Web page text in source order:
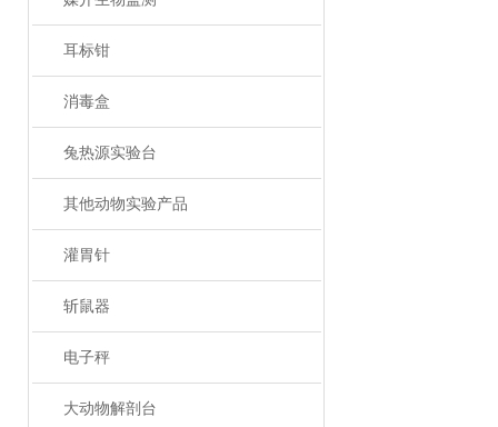
耳标钳
消毒盒
兔热源实验台
其他动物实验产品
灌胃针
斩鼠器
电子秤
大动物解剖台